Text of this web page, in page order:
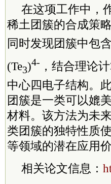
在这项工作中，
稀土团簇的合成策
同时发现团簇中包
(Te3)4- ，结合理论
中心四电子结构。
团簇是一类可以媲
材料。该方法为未
类团簇的独特性质
等领域的潜在应用
相关论文信息：